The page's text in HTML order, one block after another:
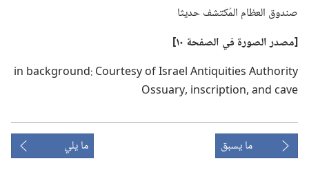
صندوق العظام المُكتشف حديثا
‏[مصدر الصورة في الصفحة ١٠]‏
ما يسبق ما يلي